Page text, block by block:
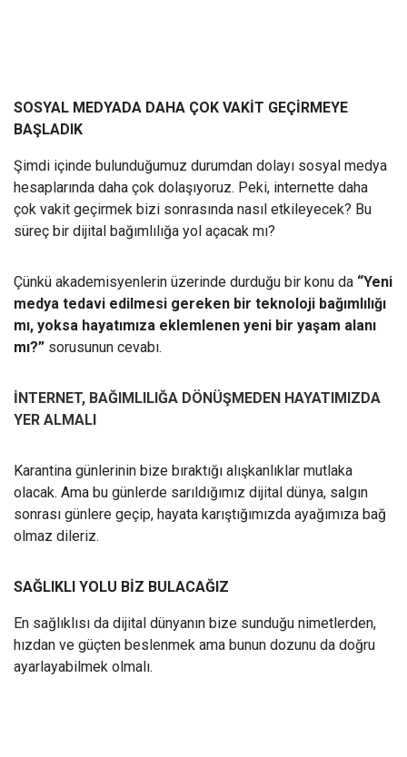
SOSYAL MEDYADA DAHA ÇOK VAKİT GEÇİRMEYE
BAŞLADIK
Şimdi içinde bulunduğumuz durumdan dolayı sosyal medya
hesaplarında daha çok dolaşıyoruz. Peki, internette daha
çok vakit geçirmek bizi sonrasında nasıl etkileyecek? Bu
süreç bir dijital bağımlılığa yol açacak mı?
Çünkü akademisyenlerin üzerinde durduğu bir konu da “Yeni
medya tedavi edilmesi gereken bir teknoloji bağımlılığı
mı, yoksa hayatımıza eklemlenen yeni bir yaşam alanı
mı?” sorusunun cevabı.
İNTERNET, BAĞIMLILIĞA DÖNÜŞMEDEN HAYATIMIZDA
YER ALMALI
Karantina günlerinin bize bıraktığı alışkanlıklar mutlaka
olacak. Ama bu günlerde sarıldığımız dijital dünya, salgın
sonrası günlere geçip, hayata karıştığımızda ayağımıza bağ
olmaz dileriz.
SAĞLIKLI YOLU BİZ BULACAĞIZ
En sağlıklısı da dijital dünyanın bize sunduğu nimetlerden,
hızdan ve güçten beslenmek ama bunun dozunu da doğru
ayarlayabilmek olmalı.